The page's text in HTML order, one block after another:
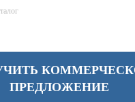
ПРЕДЛОЖЕНИЕ